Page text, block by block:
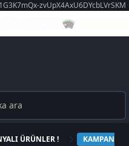
zvUpX4AxU6DYcbLVrSKM
ÜRÜNLER !